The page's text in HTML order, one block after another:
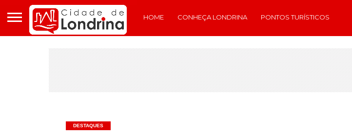
HOME CONHEÇA LONDRINA PONTOS TURÍSTICOS
DESTAQUES